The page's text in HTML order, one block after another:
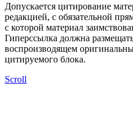
Допускается цитирование
редакцией, с обязательной
с которой материал
Гиперссылка должна
воспроизводящем
цитируемого блока.
Scroll